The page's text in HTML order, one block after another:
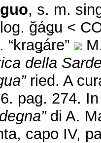
, s. m.
ğáǥu <
“kraǥáre”
della
ried. A
pag. 274.
di A.
capo IV,